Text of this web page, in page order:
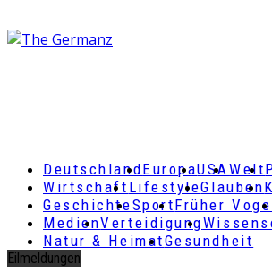
DeutschlandEuropaUSAWelt
Wirtschaft LifestyleGlauben
GeschichteSportFrüher
MedienVerteidigung
Natur & HeimatGesundheit
Eilmeldungen